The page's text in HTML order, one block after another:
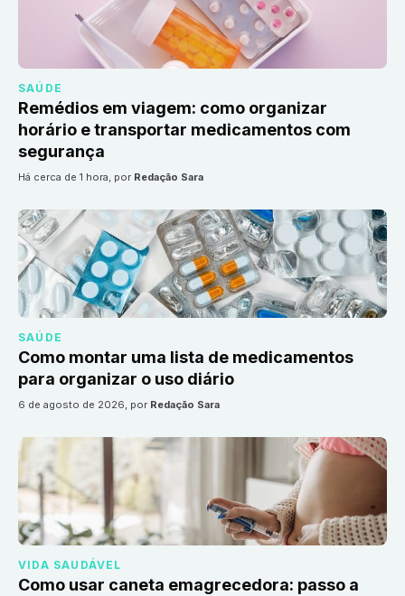
SAÚDE
Remédios em viagem: como organizar
horário e transportar medicamentos com
segurança
há cerca de 1 hora, por Redação Sara
SAÚDE
Como montar uma lista de medicamentos
para organizar o uso diário
6 de agosto de 2026, por Redação Sara
VIDA SAUDÁVEL
Como usar caneta emagrecedora: passo a